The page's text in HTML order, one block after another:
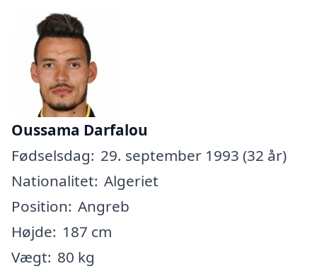
Oussama Darfalou
Fødselsdag: 29. september 1993 (32 år)
Nationalitet: Algeriet
Position: Angreb
Højde: 187 cm
Vægt: 80 kg